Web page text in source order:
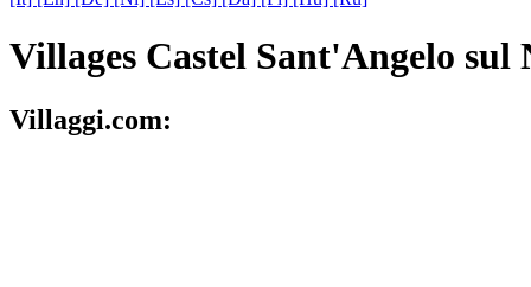
Villages Castel Sant'Angelo sul
Villaggi.com: